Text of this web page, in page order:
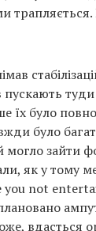
пускають
їх було
було
могло зайти
як у тому
you not
вдасться